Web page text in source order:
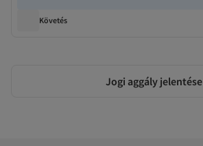
Követés
Jogi aggály jelentése